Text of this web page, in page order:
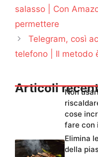
salasso | Con
permettere
Telegram, così
telefono | Il metodo
Articoli
Non
cose
fare con
Elimina
della